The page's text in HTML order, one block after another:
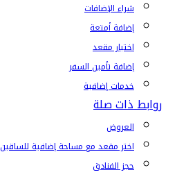
شراء الإضافات
إضافة أمتعة
اختيار مقعد
إضافة تأمين السفر
خدمات إضافية
روابط ذات صلة
العروض
اختر مقعد مع مساحة إضافية للساقين
حجز الفنادق